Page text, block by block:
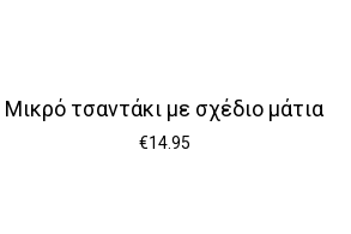
Μικρό τσαντάκι με σχέδιο μάτια
€14.95